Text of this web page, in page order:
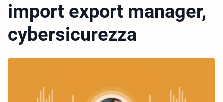
import export manager,
cybersicurezza